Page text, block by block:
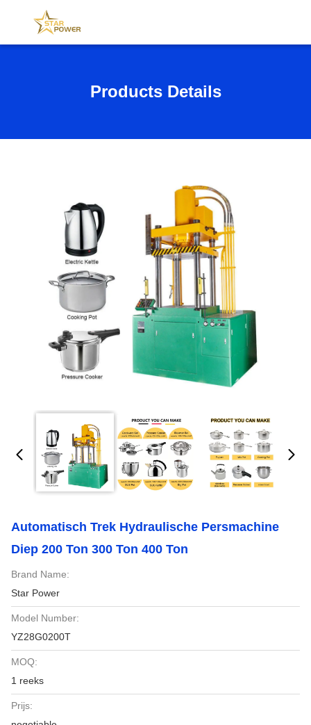
Products Details
Automatisch Trek Hydraulische Persmachine
Diep 200 Ton 300 Ton 400 Ton
Brand Name:
Star Power
Model Number:
YZ28G0200T
MOQ:
1 reeks
Prijs: